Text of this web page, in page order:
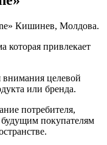
Кишинев, Молдова.
которая привлекает
внимания целевой
или бренда.
потребителя,
покупателям